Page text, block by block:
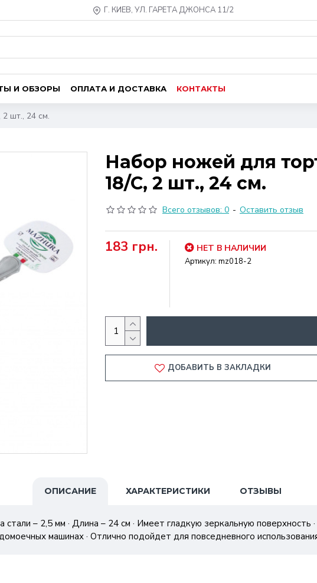
Г. КИЕВ, УЛ. ГАРЕТА ДЖОНСА 11/2
И ОБЗОРЫ ОПЛАТА И ДОСТАВКА КОНТАКТЫ
2 шт., 24 см.
Набор ножей для
18/C, 2 шт., 24 см.
Всего отзывов: 0 - Оставить отзыв
183 грн. НЕТ В НАЛИЧИИ
Артикул: mz018-2
ДОБАВИТЬ В ЗАКЛАДКИ
ОПИСАНИЕ ХАРАКТЕРИСТИКИ ОТЗЫВЫ
– 2,5 мм · Длина – 24 см · Имеет гладкую зеркальную
машинах · Отлично подойдет для повседневного